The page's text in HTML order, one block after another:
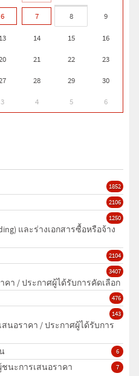
6 7 8 9
13 14 15 16
21 22 23
28 29 30
3 4 5 6
1852
2106
1250
และร่างเอกสารซื้อหรือจ้าง
2104
3407
า / ประกาศผู้ได้รับการคัดเลือก
476
143
นอราคา / ประกาศผู้ได้รับการ
6
7
นะการเสนอราคา